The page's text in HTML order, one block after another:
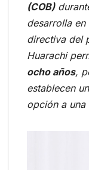
(COB)
desarrolla en
directiva del
Huarachi
ocho años,
establecen
opción a una